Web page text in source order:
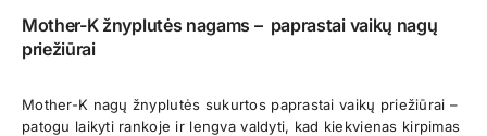
Mother-K žnyplutės nagams – paprastai vaikų nagų
priežiūrai
Mother-K nagų žnyplutės sukurtos paprastai vaikų priežiūrai –
patogu laikyti rankoje ir lengva valdyti, kad kiekvienas kirpimas